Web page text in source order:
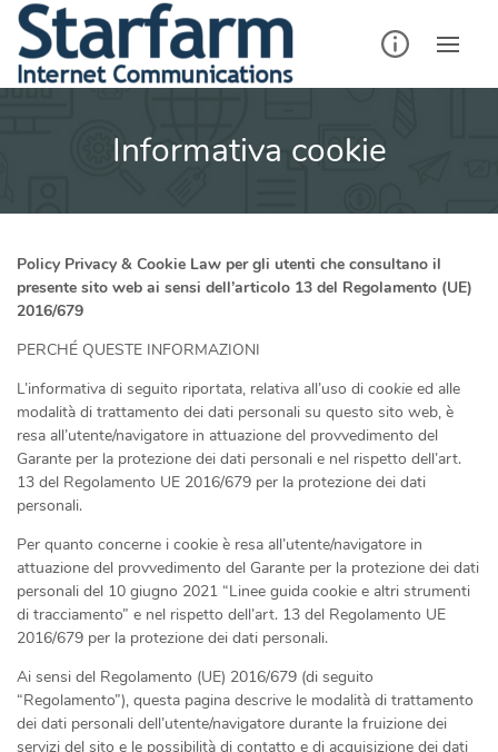
Skip
content
Informativa cookie
Policy Privacy & Cookie Law per gli utenti che consultano il
presente sito web ai sensi dell’articolo 13 del Regolamento (UE)
2016/679
PERCHÉ QUESTE INFORMAZIONI
L’informativa di seguito riportata, relativa all’uso di cookie ed alle
modalità di trattamento dei dati personali su questo sito web, è
resa all’utente/navigatore in attuazione del provvedimento del
Garante per la protezione dei dati personali e nel rispetto dell’art.
13 del Regolamento UE 2016/679 per la protezione dei dati
personali.
Per quanto concerne i cookie è resa all’utente/navigatore in
attuazione del provvedimento del Garante per la protezione dei dati
personali del 10 giugno 2021 “Linee guida cookie e altri strumenti
di tracciamento” e nel rispetto dell’art. 13 del Regolamento UE
2016/679 per la protezione dei dati personali.
Ai sensi del Regolamento (UE) 2016/679 (di seguito
“Regolamento”), questa pagina descrive le modalità di trattamento
dei dati personali dell’utente/navigatore durante la fruizione dei
servizi del sito e le possibilità di contatto e di acquisizione dei dati